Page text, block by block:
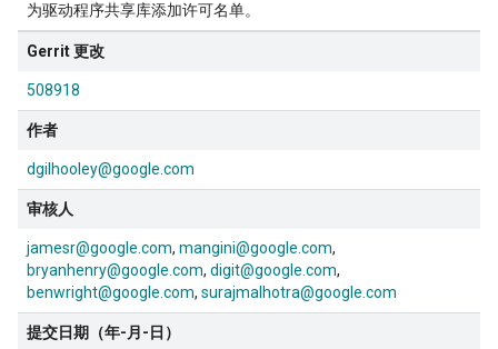
为驱动程序共享库添加许可名单。
Gerrit 更改
508918
作者
dgilhooley@google.com
审核人
jamesr@google.com mangini@google.com
bryanhenry@google.com digit@google.com
benwright@google.com surajmalhotra@google.com
提交日期（年-月-日）